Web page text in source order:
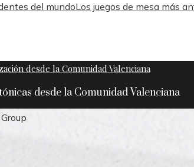
del mundoLos juegos de mesa más
desde la Comunidad Valenciana